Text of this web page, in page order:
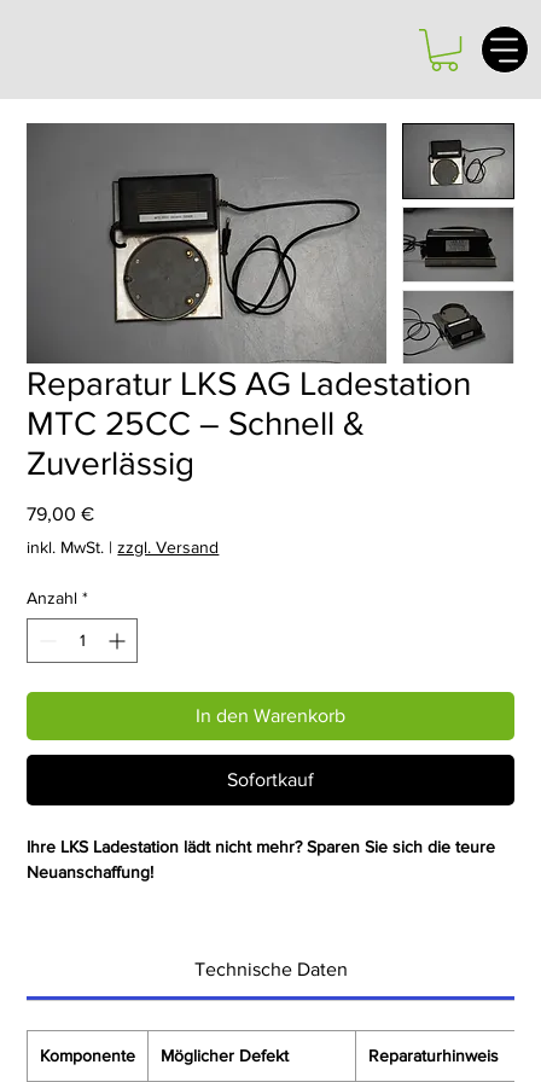
Reparatur LKS AG Ladestation
MTC 25CC – Schnell &
Zuverlässig
79,00 €Preis
inkl. MwSt. |zzgl. Versand
Anzahl *
In den Warenkorb
Sofortkauf
Ihre LKS Ladestation lädt nicht mehr? Sparen Sie sich die teure
Neuanschaffung!
Instandsetzung industrieller Elektronik biete ich Ihnen eine
fachgerechte Reparatur Ihrer bestehenden Ladestation an.
Unser Reparatur-Umfang für Ihre MTC 25CC:
Technische Daten
Komponente Möglicher Defekt Reparaturhinweis